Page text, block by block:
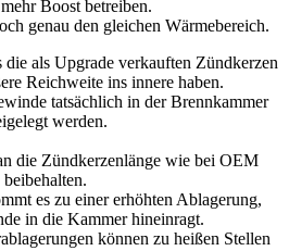
Boost betreiben.
genau den gleichen Wärmebereich.
als Upgrade verkauften Zündkerzen
Reichweite ins innere haben.
tatsächlich in der Brennkammer
werden.
die Zündkerzenlänge wie bei OEM
beibehalten.
es zu einer erhöhten Ablagerung,
in die Kammer hineinragt.
können zu heißen Stellen